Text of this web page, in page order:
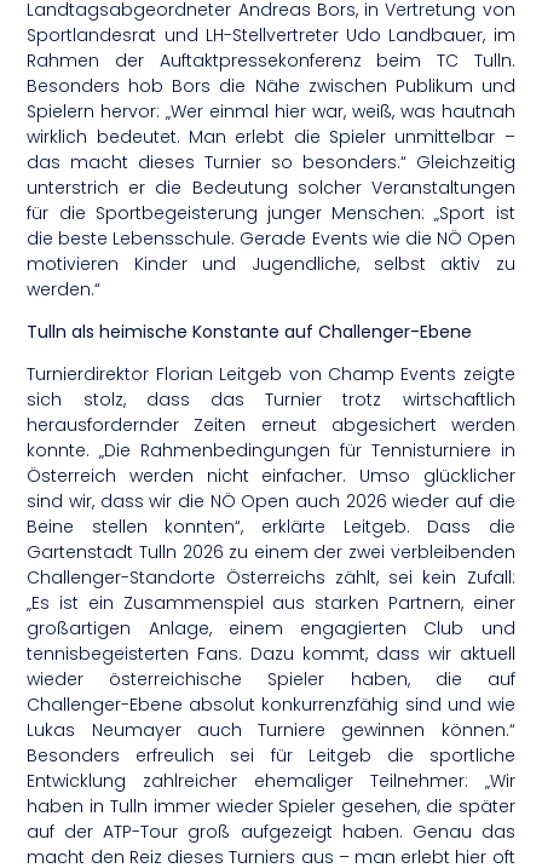
Landtagsabgeordneter Andreas Bors, in Vertretung von
Sportlandesrat und LH-Stellvertreter Udo Landbauer, im
Rahmen der Auftaktpressekonferenz beim TC Tulln.
Besonders hob Bors die Nähe zwischen Publikum und
Spielern hervor: „Wer einmal hier war, weiß, was hautnah
wirklich bedeutet. Man erlebt die Spieler unmittelbar –
das macht dieses Turnier so besonders.“ Gleichzeitig
unterstrich er die Bedeutung solcher Veranstaltungen
für die Sportbegeisterung junger Menschen: „Sport ist
die beste Lebensschule. Gerade Events wie die NÖ Open
motivieren Kinder und Jugendliche, selbst aktiv zu
werden.“
Tulln als heimische Konstante auf Challenger-Ebene
Turnierdirektor Florian Leitgeb von Champ Events zeigte
sich stolz, dass das Turnier trotz wirtschaftlich
herausfordernder Zeiten erneut abgesichert werden
konnte. „Die Rahmenbedingungen für Tennisturniere in
Österreich werden nicht einfacher. Umso glücklicher
sind wir, dass wir die NÖ Open auch 2026 wieder auf die
Beine stellen konnten“, erklärte Leitgeb. Dass die
Gartenstadt Tulln 2026 zu einem der zwei verbleibenden
Challenger-Standorte Österreichs zählt, sei kein Zufall:
„Es ist ein Zusammenspiel aus starken Partnern, einer
großartigen Anlage, einem engagierten Club und
tennisbegeisterten Fans. Dazu kommt, dass wir aktuell
wieder österreichische Spieler haben, die auf
Challenger-Ebene absolut konkurrenzfähig sind und wie
Lukas Neumayer auch Turniere gewinnen können.“
Besonders erfreulich sei für Leitgeb die sportliche
Entwicklung zahlreicher ehemaliger Teilnehmer: „Wir
haben in Tulln immer wieder Spieler gesehen, die später
auf der ATP-Tour groß aufgezeigt haben. Genau das
macht den Reiz dieses Turniers aus – man erlebt hier oft